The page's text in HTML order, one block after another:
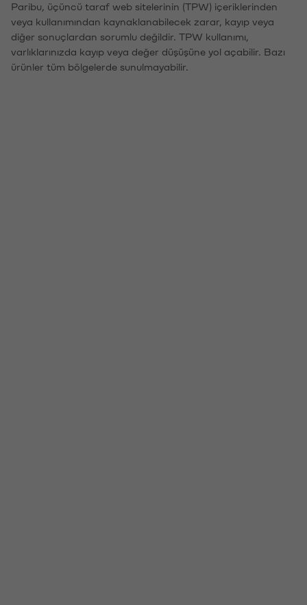
Paribu, üçüncü taraf web sitelerinin (TPW) içeriklerinden
veya kullanımından kaynaklanabilecek zarar, kayıp veya
diğer sonuçlardan sorumlu değildir. TPW kullanımı,
varlıklarınızda kayıp veya değer düşüşüne yol açabilir. Bazı
ürünler tüm bölgelerde sunulmayabilir.